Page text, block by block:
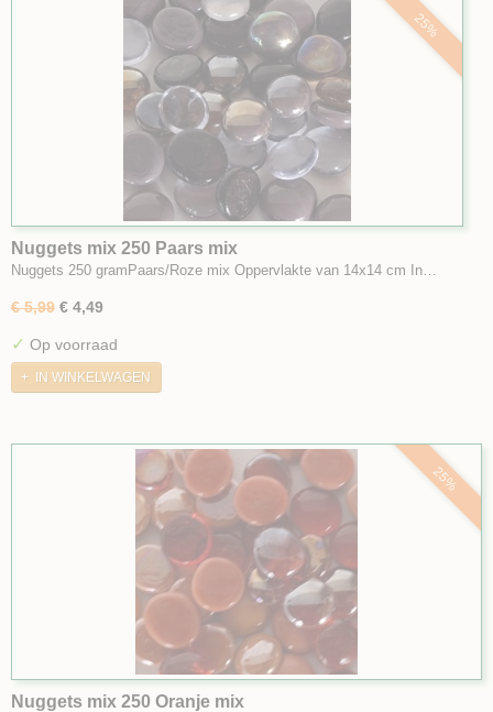
25%
Nuggets mix 250 Paars mix
Nuggets 250 gramPaars/Roze mix Oppervlakte van 14x14 cm In…
€ 5,99 € 4,49
✓ Op voorraad
IN WINKELWAGEN
25%
Nuggets mix 250 Oranje mix